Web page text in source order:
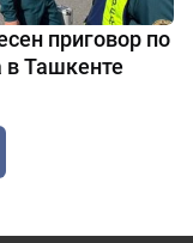
приговор по
в Ташкенте